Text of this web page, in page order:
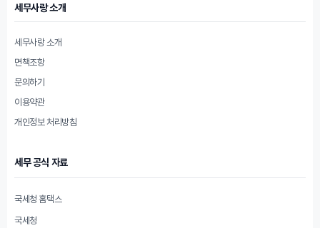
세무사랑 소개
세무사랑 소개
면책조항
문의하기
이용약관
개인정보 처리방침
세무 공식 자료
국세청 홈택스
국세청